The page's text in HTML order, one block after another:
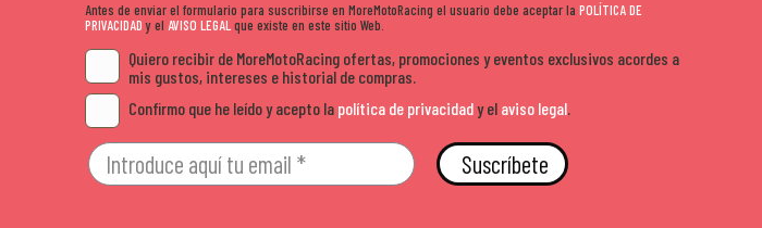
Antes de enviar el formulario para suscribirse en MoreMotoRacing el usuario debe aceptar la POLÍTICA DE
PRIVACIDADy el AVISO LEGALque existe en este sitio Web.
Quiero recibir de MoreMotoRacing ofertas, promociones y eventos exclusivos acordes a
mis gustos, intereses e historial de compras.
Confirmo que he leído y acepto la política de privacidady el aviso legal.
Suscríbete